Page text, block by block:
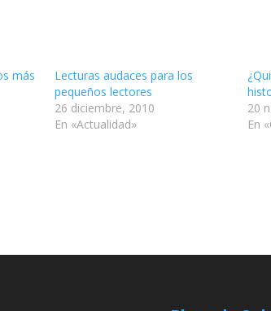
más
Lecturas audaces para los
pequeños lectores
26 diciembre, 2010
En «Actualidad»
20
En